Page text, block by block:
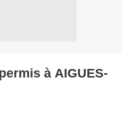
à AIGUES-